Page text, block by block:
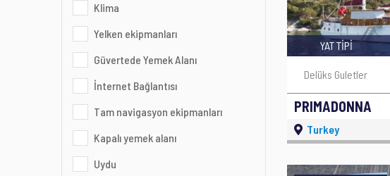
Klima
Yelken ekipmanları
Güvertede Yemek Alanı
İnternet Bağlantısı
Tam navigasyon ekipmanları
Kapalı yemek alanı
Uydu
PRIMADONNA
YAT TİPİ
Delüks Guletler
Turkey